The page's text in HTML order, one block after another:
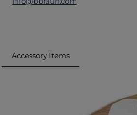
Accessory Items